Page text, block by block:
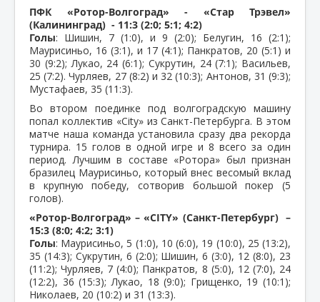
ПФК «Ротор-Волгоград» - «Стар Трэвел»
(Калининград) - 11:3 (2:0; 5:1; 4:2)
Голы: Шишин, 7 (1:0), и 9 (2:0); Белугин, 16 (2:1);
Маурисиньо, 16 (3:1), и 17 (4:1); Панкратов, 20 (5:1) и
30 (9:2); Лукао, 24 (6:1); Сукрутин, 24 (7:1); Васильев,
25 (7:2). Чурляев, 27 (8:2) и 32 (10:3); Антонов, 31 (9:3);
Мустафаев, 35 (11:3).
Во втором поединке под волгоградскую машину
попал коллектив «City» из Санкт-Петербурга. В этом
матче наша команда установила сразу два рекорда
турнира. 15 голов в одной игре и 8 всего за один
период. Лучшим в составе «Ротора» был признан
бразилец Маурисиньо, который внес весомый вклад
в крупную победу, сотворив большой покер (5
голов).
«Ротор-Волгоград» – «CITY» (Санкт-Петербург) –
15:3 (8:0; 4:2; 3:1)
Голы: Маурисиньо, 5 (1:0), 10 (6:0), 19 (10:0), 25 (13:2),
35 (14:3); Сукрутин, 6 (2:0); Шишин, 6 (3:0), 12 (8:0), 23
(11:2); Чурляев, 7 (4:0); Панкратов, 8 (5:0), 12 (7:0), 24
(12:2), 36 (15:3); Лукао, 18 (9:0); Грищенко, 19 (10:1);
Николаев, 20 (10:2) и 31 (13:3).